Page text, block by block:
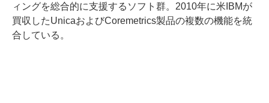
ィングを総合的に支援するソフト群。2010年に米IBMが
買収したUnicaおよびCoremetrics製品の複数の機能を統
合している。